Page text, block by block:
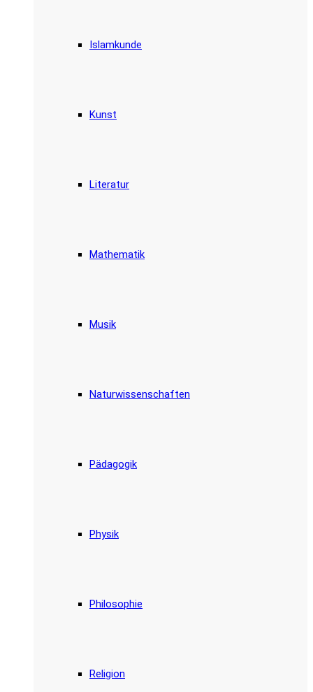
Islamkunde
Kunst
Literatur
Mathematik
Musik
Naturwissenschaften
Pädagogik
Physik
Philosophie
Religion